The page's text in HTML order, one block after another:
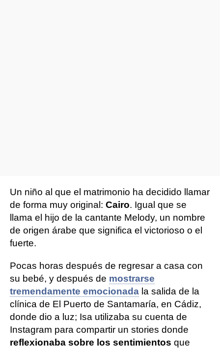
Un niño al que el matrimonio ha decidido llamar
de forma muy original: Cairo. Igual que se
llama el hijo de la cantante Melody, un nombre
de origen árabe que significa el victorioso o el
fuerte.
Pocas horas después de regresar a casa con
su bebé, y después de mostrarse
tremendamente emocionada la salida de la
clínica de El Puerto de Santamaría, en Cádiz,
donde dio a luz; Isa utilizaba su cuenta de
Instagram para compartir un stories donde
reflexionaba sobre los sentimientos que